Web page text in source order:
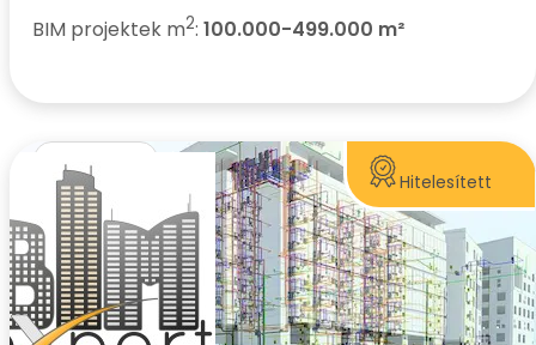
BIM projektek m2:100.000-499.000 m²
Hitelesített